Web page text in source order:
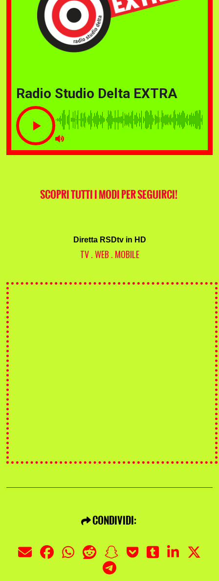
Radio Studio Delta EXTRA
SCOPRI TUTTI I MODI PER SEGUIRCI!
Diretta RSDtv in HD
TV . WEB . MOBILE
CONDIVIDI: